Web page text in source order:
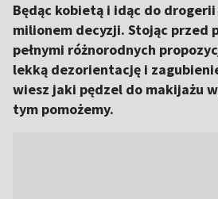
Będąc kobietą i idąc do
milionem decyzji. Stojąc przed
pełnymi różnorodnych
lekką dezorientację i
wiesz jaki pędzel do makijażu
tym pomożemy.